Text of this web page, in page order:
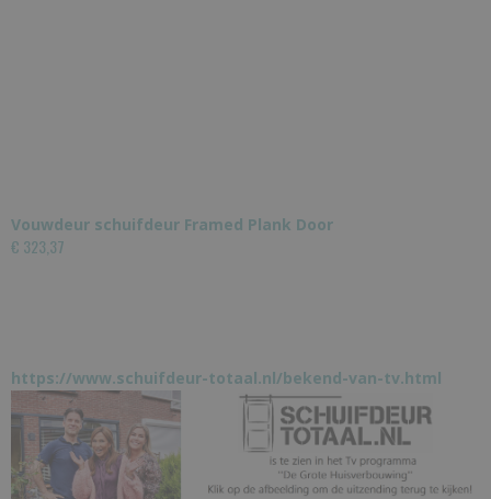
Vouwdeur schuifdeur Framed Plank Door
€ 323,37
https://www.schuifdeur-totaal.nl/bekend-van-tv.html